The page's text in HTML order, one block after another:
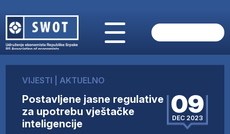
O NAMA
AKTUELNO
ANALIZE
KOMPANIJE
VIJESTI AKTUELNO
Postavljene jasne regulative
za upotrebu vještačke
inteligencije
09
DEC 2023